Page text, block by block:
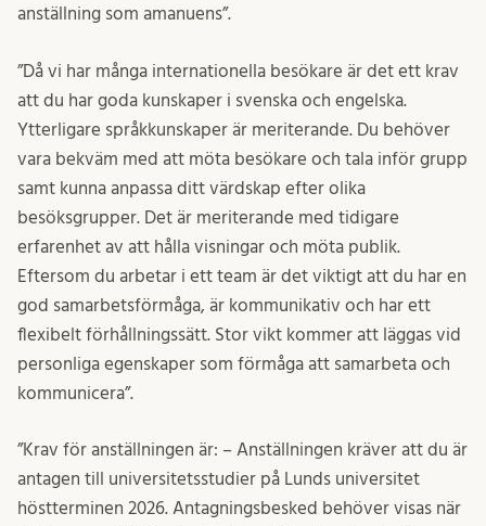
anställning som amanuens”.
”Då vi har många internationella besökare är det ett krav
att du har goda kunskaper i svenska och engelska.
Ytterligare språkkunskaper är meriterande. Du behöver
vara bekväm med att möta besökare och tala inför grupp
samt kunna anpassa ditt värdskap efter olika
besöksgrupper. Det är meriterande med tidigare
erfarenhet av att hålla visningar och möta publik.
Eftersom du arbetar i ett team är det viktigt att du har en
god samarbetsförmåga, är kommunikativ och har ett
flexibelt förhållningssätt. Stor vikt kommer att läggas vid
personliga egenskaper som förmåga att samarbeta och
kommunicera”.
”Krav för anställningen är: – Anställningen kräver att du är
antagen till universitetsstudier på Lunds universitet
höstterminen 2026. Antagningsbesked behöver visas när